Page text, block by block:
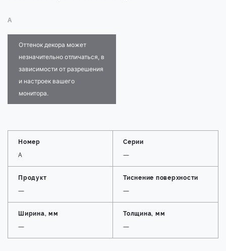
A
Оттенок декора может
незначительно отличаться, в
зависимости от разрешения
и настроек вашего
монитора.
Номер
A
Серии
—
Продукт
—
Тиснение поверхности
—
Ширина, мм
—
Толщина, мм
—